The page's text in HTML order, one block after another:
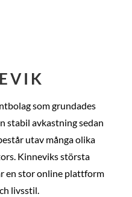
som grundades
stabil avkastning sedan
utav många olika
Kinneviks största
en stor online plattform
livsstil.